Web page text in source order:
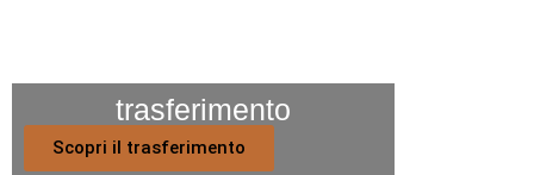
trasferimento
Scopri il trasferimento